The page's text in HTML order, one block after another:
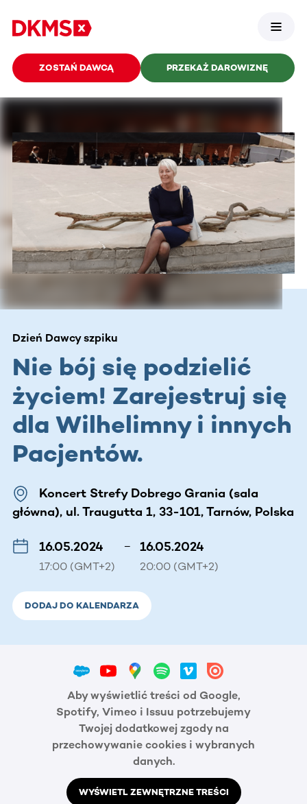
ZOSTAŃ DAWCĄ PRZEKAŻ DAROWIZNĘ
Dzień Dawcy szpiku
Nie bój się podzielić
życiem! Zarejestruj się
dla Wilhelimny i innych
Pacjentów.
Koncert Strefy Dobrego Grania (sala
główna), ul. Traugutta 1, 33-101, Tarnów, Polska
16.05.2024
17:00 (GMT+2)
– 16.05.2024
20:00 (GMT+2)
DODAJ DO KALENDARZA
Aby wyświetlić treści od Google,
Spotify, Vimeo i Issuu potrzebujemy
Twojej dodatkowej zgody na
przechowywanie cookies i wybranych
danych.
WYŚWIETL ZEWNĘTRZNE TREŚCI